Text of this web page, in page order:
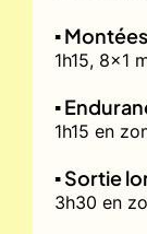
▪️
1h15, 8x1
▪️
1h15 en
▪️ Sortie
3h30 en